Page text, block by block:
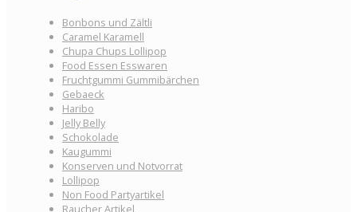
Bonbons und Zältli
Caramel Karamell
Chupa Chups Lollipop
Food Essen Esswaren
Fruchtgummi Gummibärchen
Gebaeck
Haribo
Jelly Belly
Schokolade
Kaugummi
Konserven und Notvorrat
Lollipop
Non Food Partyartikel
Raucher Artikel